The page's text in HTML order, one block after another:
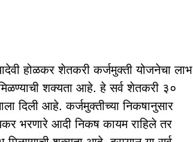
होळकर शेतकरी कर्जमुक्ती योजनेचा लाभ
शक्यता आहे. हे सर्व शेतकरी ३०
दिली आहे. कर्जमुक्तीच्या निकषानुसार
भरणारे आदी निकष कायम राहिले तर